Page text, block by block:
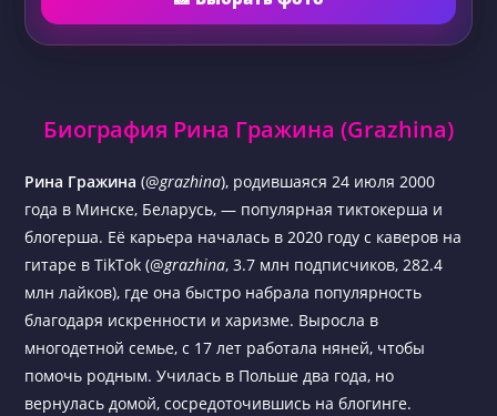
Биография Рина Гражина (Grazhina)
Рина Гражина (@grazhina), родившаяся 24 июля 2000
года в Минске, Беларусь, — популярная тиктокерша и
блогерша. Её карьера началась в 2020 году с каверов на
гитаре в TikTok (@grazhina, 3.7 млн подписчиков, 282.4
млн лайков), где она быстро набрала популярность
благодаря искренности и харизме. Выросла в
многодетной семье, с 17 лет работала няней, чтобы
помочь родным. Училась в Польше два года, но
вернулась домой, сосредоточившись на блогинге.